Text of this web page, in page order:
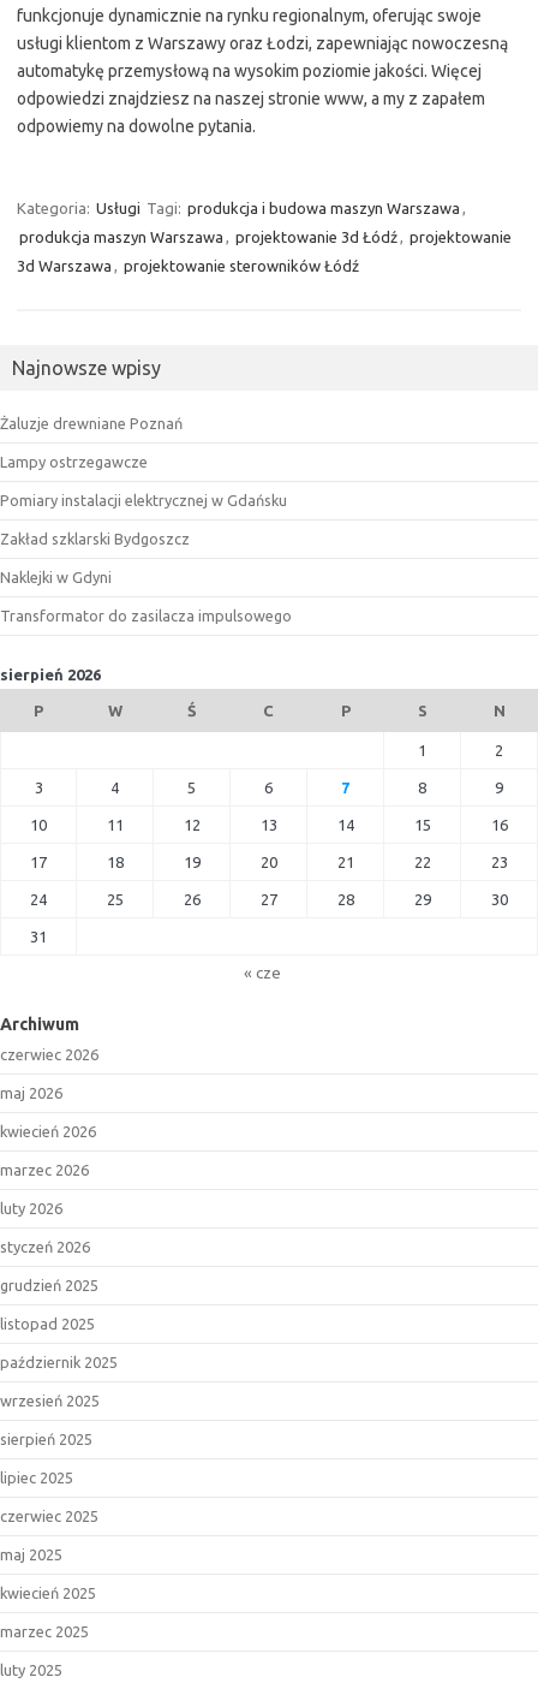
funkcjonuje dynamicznie na rynku regionalnym, oferując swoje
usługi klientom z Warszawy oraz Łodzi, zapewniając nowoczesną
automatykę przemysłową na wysokim poziomie jakości. Więcej
odpowiedzi znajdziesz na naszej stronie www, a my z zapałem
odpowiemy na dowolne pytania.
Kategoria: Usługi Tagi: produkcja i budowa maszyn Warszawa ,
produkcja maszyn Warszawa , projektowanie 3d Łódź, projektowanie
3d Warszawa , projektowanie sterowników Łódź
Najnowsze wpisy
Żaluzje drewniane Poznań
Lampy ostrzegawcze
Pomiary instalacji elektrycznej w Gdańsku
Zakład szklarski Bydgoszcz
Naklejki w Gdyni
Transformator do zasilacza impulsowego
sierpień 2026
P W Ś C P S N
1 2
3 4 5 6 7 8 9
10 11 12 13 14 15 16
17 18 19 20 21 22 23
24 25 26 27 28 29 30
31
« cze
Archiwum
czerwiec 2026
maj 2026
kwiecień 2026
marzec 2026
luty 2026
styczeń 2026
grudzień 2025
listopad 2025
październik 2025
wrzesień 2025
sierpień 2025
lipiec 2025
czerwiec 2025
maj 2025
kwiecień 2025
marzec 2025
luty 2025